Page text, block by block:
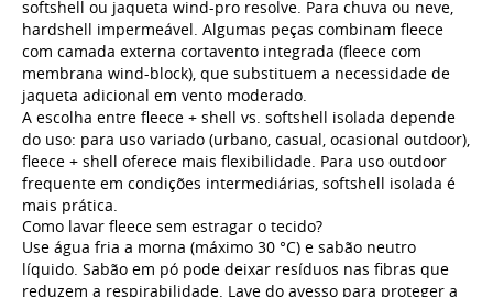
softshell ou jaqueta wind-pro resolve. Para chuva ou neve,
hardshell impermeável. Algumas peças combinam fleece
com camada externa cortavento integrada (fleece com
membrana wind-block), que substituem a necessidade de
jaqueta adicional em vento moderado.
A escolha entre fleece + shell vs. softshell isolada depende
do uso: para uso variado (urbano, casual, ocasional outdoor),
fleece + shell oferece mais flexibilidade. Para uso outdoor
frequente em condições intermediárias, softshell isolada é
mais prática.
Como lavar fleece sem estragar o tecido?
Use água fria a morna (máximo 30 °C) e sabão neutro
líquido. Sabão em pó pode deixar resíduos nas fibras que
reduzem a respirabilidade. Lave do avesso para proteger a